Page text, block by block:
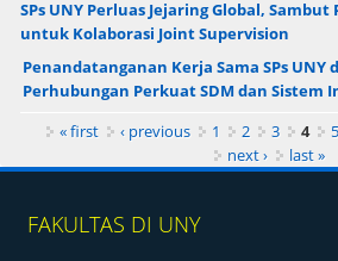
SPs UNY Perluas Jejaring Global,
untuk Kolaborasi Joint Supervision
Penandatanganan Kerja Sama SPs UNY
Perhubungan Perkuat SDM dan Sistem
Pages« first ‹ previous 1 2 3 4 5
next ›
last »
FAKULTAS DI UNY